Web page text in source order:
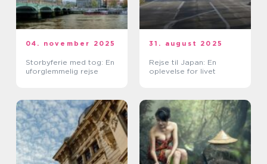
04. november 2025
Storbyferie med tog: En
uforglemmelig rejse
31. august 2025
Rejse til Japan: En
oplevelse for livet